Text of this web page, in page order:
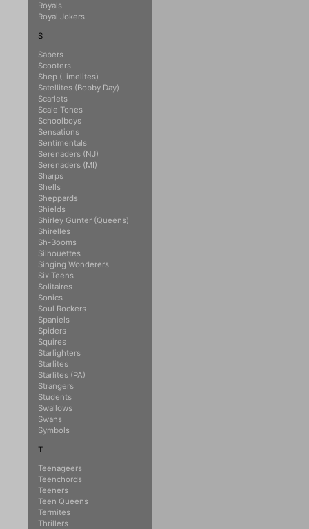
Royals
Royal Jokers
S
Sabers
Scooters
Shep (Limelites)
Satellites (Bobby Day)
Scarlets
Scale Tones
Schoolboys
Sensations
Sentimentals
Serenaders (NJ)
Serenaders (MI)
Sharps
Shells
Sheppards
Shields
Shirley Gunter (Queens)
Shirelles
Sh-Booms
Silhouettes
Singing Wonderers
Six Teens
Solitaires
Sonics
Soul Rockers
Spaniels
Spiders
Squires
Starlighters
Starlites
Starlites (PA)
Strangers
Students
Swallows
Swans
Symbols
T
Teenageers
Teenchords
Teeners
Teen Queens
Termites
Thrillers